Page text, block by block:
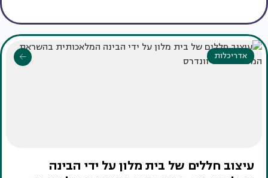
אדריכלות
עיצוב חללים של בית מלון על ידי הבינה